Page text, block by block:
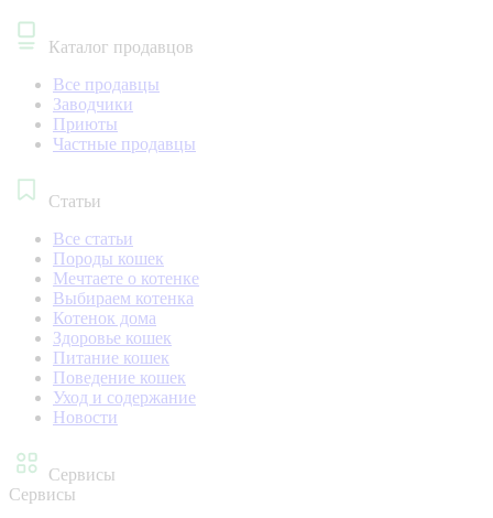
Каталог продавцов
Все продавцы
Заводчики
Приюты
Частные продавцы
Статьи
Все статьи
Породы кошек
Мечтаете о котенке
Выбираем котенка
Котенок дома
Здоровье кошек
Питание кошек
Поведение кошек
Уход и содержание
Новости
Сервисы
Сервисы